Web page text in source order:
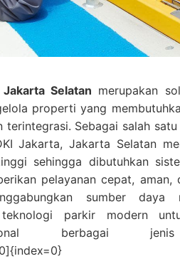
Selatan merupakan
properti yang
terintegrasi. Sebagai salah
Jakarta, Jakarta Selatan
sehingga dibutuhkan
pelayanan cepat, aman,
sumber daya
teknologi parkir modern
berbagai